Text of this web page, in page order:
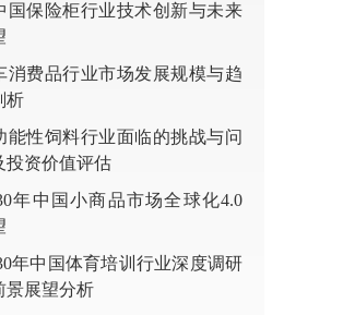
国保险柜行业技术创新与未来
消费品行业市场发展规模与趋
析
能性饲料行业面临的挑战与问
投资价值评估
年中国小商品市场全球化4.0
年中国体育培训行业深度调研
景展望分析